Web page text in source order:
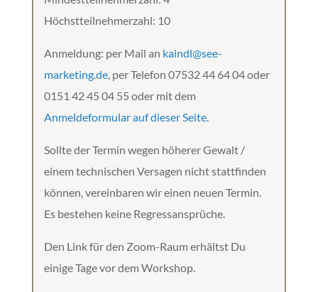
Höchstteilnehmerzahl: 10
Anmeldung: per Mail an kaindl@see-
marketing.de, per Telefon 07532 44 64 04 oder
0151 42 45 04 55 oder mit dem
Anmeldeformular auf dieser Seite.
Sollte der Termin wegen höherer Gewalt /
einem technischen Versagen nicht stattfinden
können, vereinbaren wir einen neuen Termin.
Es bestehen keine Regressansprüche.
Den Link für den Zoom-Raum erhältst Du
einige Tage vor dem Workshop.